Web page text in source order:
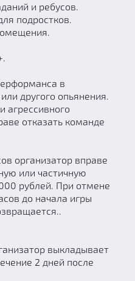
и ребусов.
подростков.
в
другого опьянения.
агрессивного
отказать команде
организатор вправе
или частичную
рублей. При отмене
до начала игры
выкладывает
2 дней после